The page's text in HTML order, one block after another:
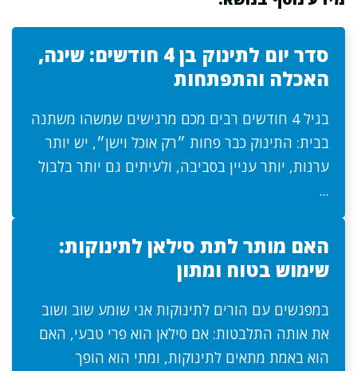
סדר יום לתינוק בן 4 חודשים: שינה,
האכלה והתפתחות
בגיל 4 חודשים רבים מכם מרגישים שמשהו משתנה
בבית: התינוק כבר פחות ״רק אוכל וישן״, יש יותר
ערנות, יותר עניין בסביבה, ולעיתים גם יותר בלבול
...
האם מותר לתת סילאן לתינוקות:
שימוש בטוח ומתון
במפגשים עם הורים לתינוקות אני שומע שוב ושוב
את אותה התלבטות: אם סילאן הוא פרי טבעי, האם
הוא באמת מתאים לתינוקות, ומתי הוא הופך